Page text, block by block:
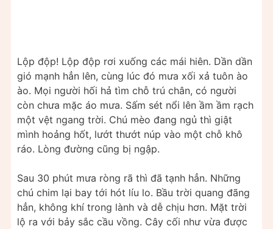
Lộp độp! Lộp độp rơi xuống các mái hiên. Dần dần
gió mạnh hẳn lên, cùng lúc đó mưa xối xả tuôn ào
ào. Mọi người hối hả tìm chỗ trú chân, có người
còn chưa mặc áo mưa. Sấm sét nổi lên ầm ầm rạch
một vệt ngang trời. Chú mèo đang ngủ thì giật
mình hoảng hốt, lướt thướt núp vào một chỗ khô
ráo. Lòng đường cũng bị ngập.
Sau 30 phút mưa ròng rã thì đã tạnh hẳn. Những
chú chim lại bay tới hót líu lo. Bầu trời quang đãng
hẳn, không khí trong lành và dễ chịu hơn. Mặt trời
lộ ra với bảy sắc cầu vồng. Cây cối như vừa được